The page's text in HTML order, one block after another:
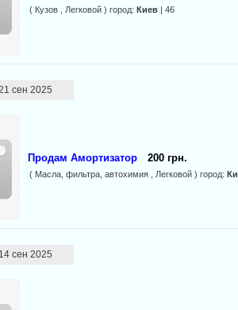
( Кузов , Легковой ) город: Киев| 46
сен 2025
Продам Амортизатор 200 грн.
( Масла, фильтра, автохимия , Легковой ) город:
сен 2025